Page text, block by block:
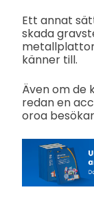
Ett annat
skada
känner till.
Även om de
redan en
oroa